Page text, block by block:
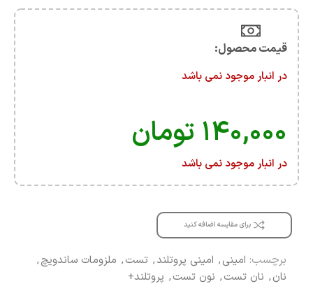
قیمت محصول:​
در انبار موجود نمی باشد
۱۴۰,۰۰۰ تومان
در انبار موجود نمی باشد
برای مقایسه اضافه کنید
برچسب: امینی, امینی پروتلند, تست, ملزومات ساندویچ,
نان, نان تست, نون تست, پروتلند+